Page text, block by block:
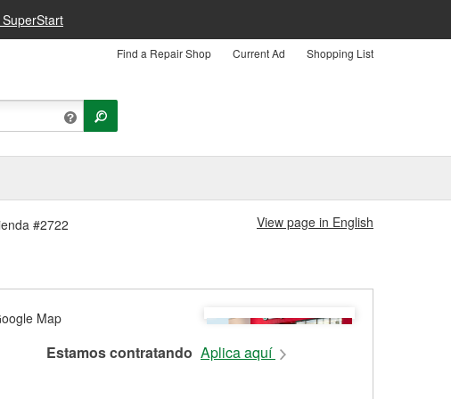
Find a Repair Shop Current Ad Shopping List
#2722 View page in English
Estamos contratando Aplica aquí